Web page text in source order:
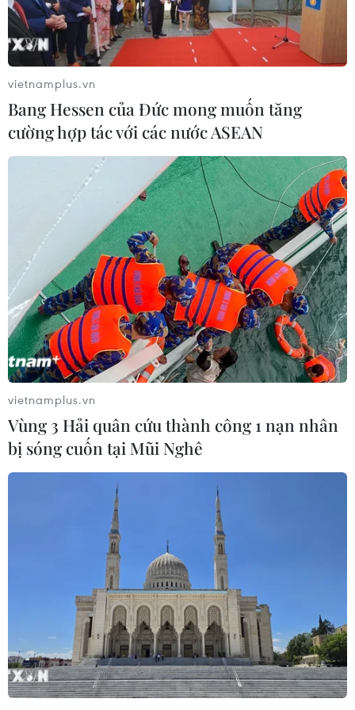
Ukraine đề nghị Tổng thống đắc cử Mỹ
siết chặt trừng phạt Nga
10/11/2016 06:52
Nghị sỹ Quốc hội Ukraine đã viết thư gửi Tổng thống
mới đắc cử Mỹ Donald Trump, yêu cầu ông duy trì và
tăng cường các biện pháp trừng phạt nhằm vào Nga
đồng thời đẩy mạnh viện trợ quân sự cho Ukraine.
Chính quyền Obama quyết không bãi bỏ
lệnh trừng phạt Nga
10/11/2016 10:27
vietnamplus.vn
Bang Hessen của Đức mong muốn tăng
cường hợp tác với các nước ASEAN
vietnamplus.vn
Vùng 3 Hải quân cứu thành công 1 nạn nhân
bị sóng cuốn tại Mũi Nghê